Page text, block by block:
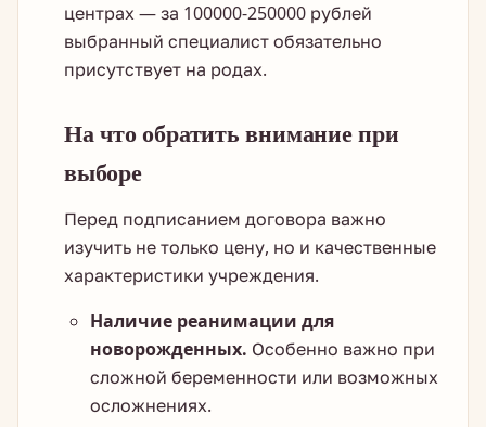
центрах — за 100000-250000 рублей
выбранный специалист обязательно
присутствует на родах.
На что обратить внимание при
выборе
Перед подписанием договора важно
изучить не только цену, но и качественные
характеристики учреждения.
Наличие реанимации для
новорожденных. Особенно важно при
сложной беременности или возможных
осложнениях.